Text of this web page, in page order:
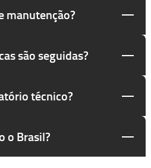
manutenção?
são seguidas?
técnico?
o Brasil?